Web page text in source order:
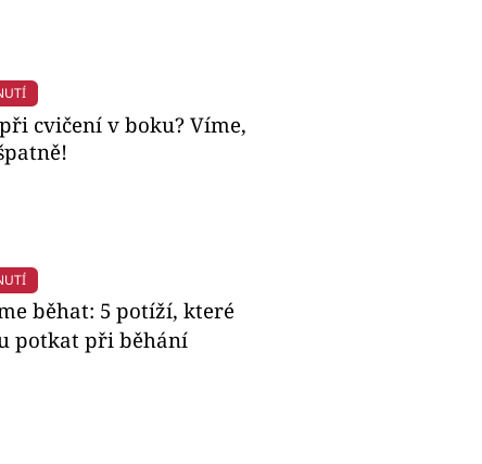
cvičení v boku? Víme,
běhat: 5 potíží, které
potkat při běhání